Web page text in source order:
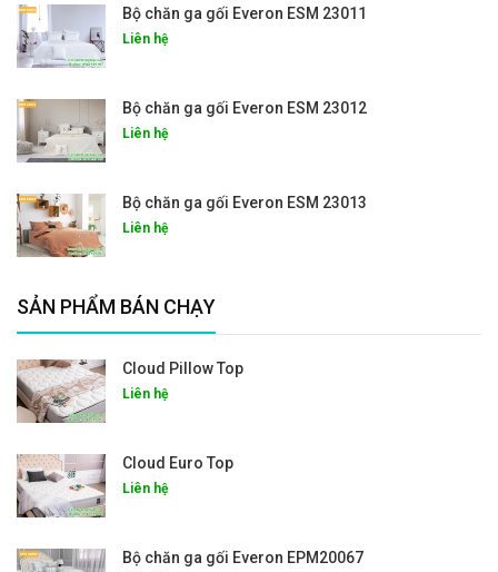
Bộ chăn ga gối Everon ESM 23011
Liên hệ
Bộ chăn ga gối Everon ESM 23012
Liên hệ
Bộ chăn ga gối Everon ESM 23013
Liên hệ
SẢN PHẨM BÁN CHẠY
Cloud Pillow Top
Liên hệ
Cloud Euro Top
Liên hệ
Bộ chăn ga gối Everon EPM20067